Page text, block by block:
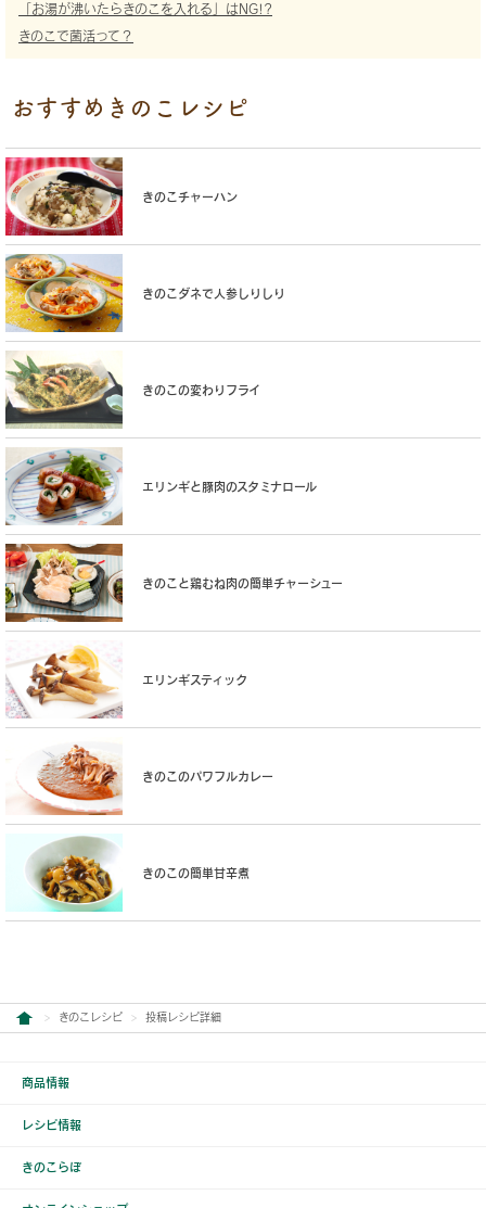
「お湯が沸いたらきのこを入れる」はNG!?
きのこで菌活って？
おすすめきのこレシピ
きのこチャーハン
きのこダネで人参しりしり
きのこの変わりフライ
エリンギと豚肉のスタミナロール
きのこと鶏むね肉の簡単チャーシュー
エリンギスティック
きのこのパワフルカレー
きのこの簡単甘辛煮
きのこレシピ 投稿レシピ詳細
商品情報
レシピ情報
きのこらぼ